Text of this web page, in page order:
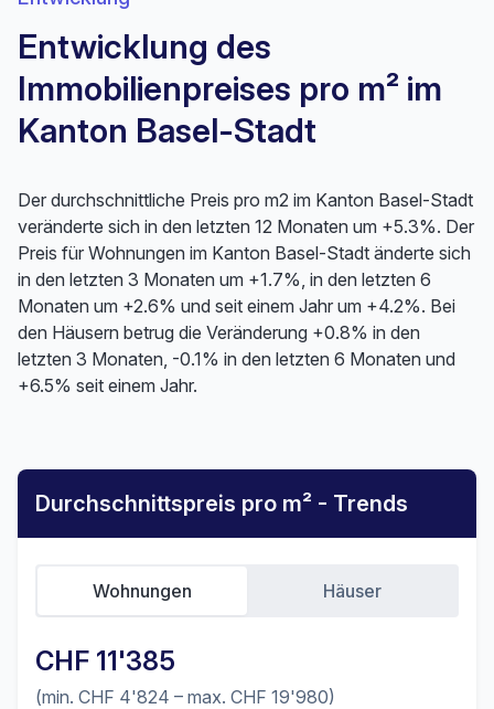
Entwicklung des
Immobilienpreises pro m² im
Kanton Basel-Stadt
Der durchschnittliche Preis pro m2 im Kanton Basel-Stadt
veränderte sich in den letzten 12 Monaten um +5.3%. Der
Preis für Wohnungen im Kanton Basel-Stadt änderte sich
in den letzten 3 Monaten um +1.7%, in den letzten 6
Monaten um +2.6% und seit einem Jahr um +4.2%. Bei
den Häusern betrug die Veränderung +0.8% in den
letzten 3 Monaten, -0.1% in den letzten 6 Monaten und
+6.5% seit einem Jahr.
Durchschnittspreis pro m² - Trends
CHF 11'385
(min. CHF 4'824 – max. CHF 19'980)
Wohnungen Häuser